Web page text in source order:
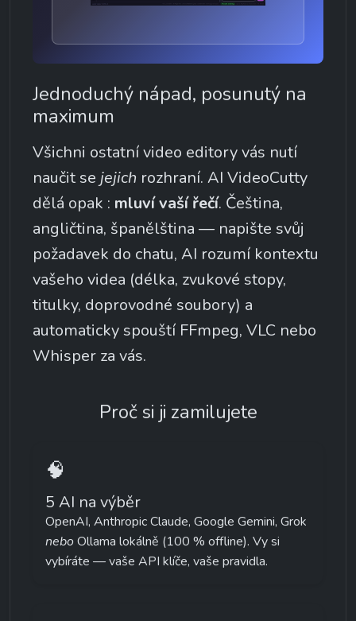
Jednoduchý nápad, posunutý na
maximum
Všichni ostatní video editory vás nutí
naučit se jejich rozhraní. AI VideoCutty
dělá opak : mluví vaší řečí. Čeština,
angličtina, španělština — napište svůj
požadavek do chatu, AI rozumí kontextu
vašeho videa (délka, zvukové stopy,
titulky, doprovodné soubory) a
automaticky spouští FFmpeg, VLC nebo
Whisper za vás.
Proč si ji zamilujete
🧠
5 AI na výběr
nebo Ollama lokálně (100 % offline). Vy si
vybíráte — vaše API klíče, vaše pravidla.